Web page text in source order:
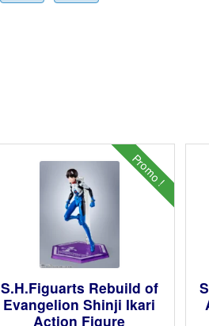
Promo !
S.H.Figuarts Rebuild of
Evangelion Shinji Ikari
Action Figure